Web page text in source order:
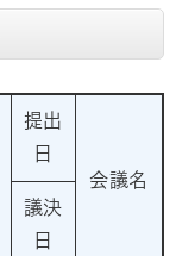
提出
日
会議名
議決
日